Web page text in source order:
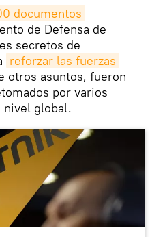
documentos
de Defensa de
secretos de
reforzar las fuerzas
otros asuntos, fueron
por varios
nivel global.